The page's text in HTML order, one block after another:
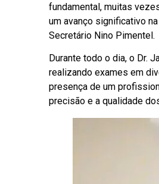
fundamental, muitas
um avanço significativo
Secretário Nino Pimentel.
Durante todo o dia, o Dr.
realizando exames em
presença de um
precisão e a qualidade